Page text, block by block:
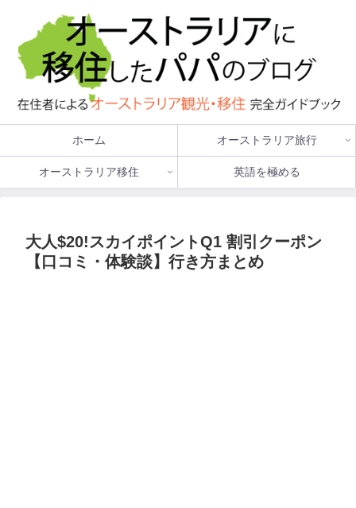
ホーム オーストラリア旅行
オーストラリア移住 英語を極める
大人$20!スカイポイントQ1 割引クーポン
【口コミ・体験談】行き方まとめ